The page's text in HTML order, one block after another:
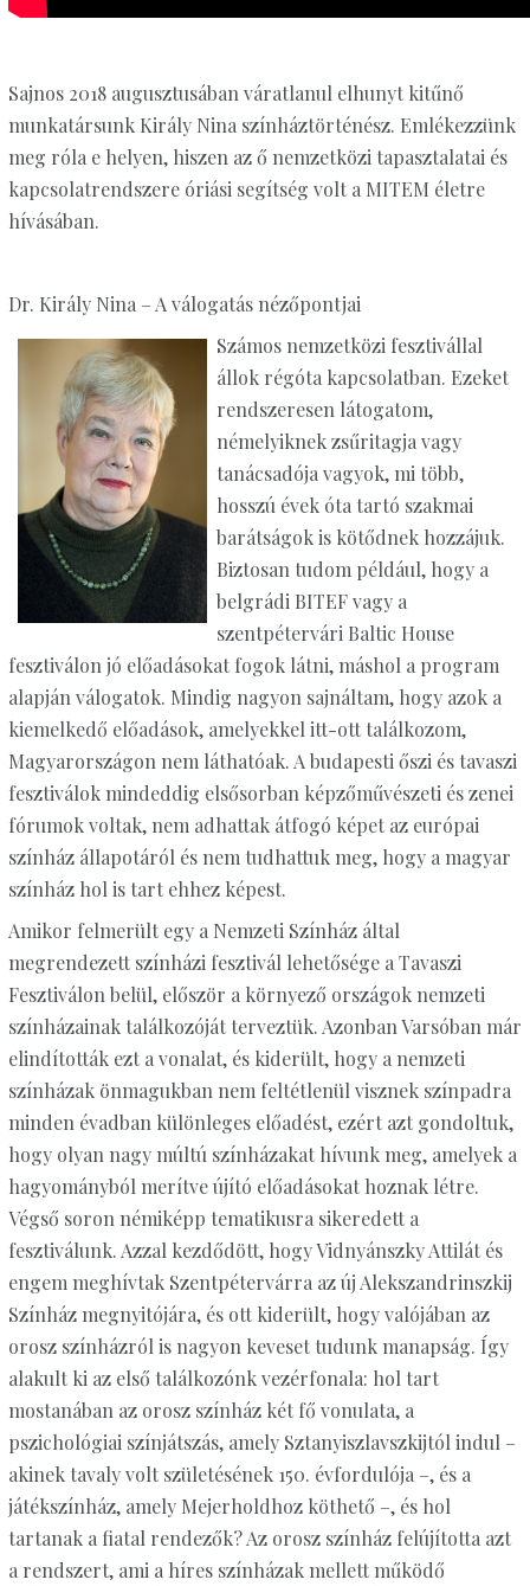
Sajnos 2018 augusztusában váratlanul elhunyt kitűnő
munkatársunk Király Nina színháztörténész. Emlékezzünk
meg róla e helyen, hiszen az ő nemzetközi tapasztalatai és
kapcsolatrendszere óriási segítség volt a MITEM életre
hívásában.
Dr. Király Nina – A válogatás nézőpontjai
Számos nemzetközi fesztivállal
állok régóta kapcsolatban. Ezeket
rendszeresen látogatom,
némelyiknek zsűritagja vagy
tanácsadója vagyok, mi több,
hosszú évek óta tartó szakmai
barátságok is kötődnek hozzájuk.
Biztosan tudom például, hogy a
belgrádi BITEF vagy a
szentpétervári Baltic House
fesztiválon jó előadásokat fogok látni, máshol a program
alapján válogatok. Mindig nagyon sajnáltam, hogy azok a
kiemelkedő előadások, amelyekkel itt-ott találkozom,
Magyarországon nem láthatóak. A budapesti őszi és tavaszi
fesztiválok mindeddig elsősorban képzőművészeti és zenei
fórumok voltak, nem adhattak átfogó képet az európai
színház állapotáról és nem tudhattuk meg, hogy a magyar
színház hol is tart ehhez képest.
Amikor felmerült egy a Nemzeti Színház által
megrendezett színházi fesztivál lehetősége a Tavaszi
Fesztiválon belül, először a környező országok nemzeti
színházainak találkozóját terveztük. Azonban Varsóban már
elindították ezt a vonalat, és kiderült, hogy a nemzeti
színházak önmagukban nem feltétlenül visznek színpadra
minden évadban különleges előadést, ezért azt gondoltuk,
hogy olyan nagy múltú színházakat hívunk meg, amelyek a
hagyományból merítve újító előadásokat hoznak létre.
Végső soron némiképp tematikusra sikeredett a
fesztiválunk. Azzal kezdődött, hogy Vidnyánszky Attilát és
engem meghívtak Szentpétervárra az új Alekszandrinszkij
Színház megnyitójára, és ott kiderült, hogy valójában az
orosz színházról is nagyon keveset tudunk manapság. Így
alakult ki az első találkozónk vezérfonala: hol tart
mostanában az orosz színház két fő vonulata, a
pszichológiai színjátszás, amely Sztanyiszlavszkijtól indul –
akinek tavaly volt születésének 150. évfordulója –, és a
játékszínház, amely Mejerholdhoz köthető –, és hol
tartanak a fiatal rendezők? Az orosz színház felújította azt
a rendszert, ami a híres színházak mellett működő